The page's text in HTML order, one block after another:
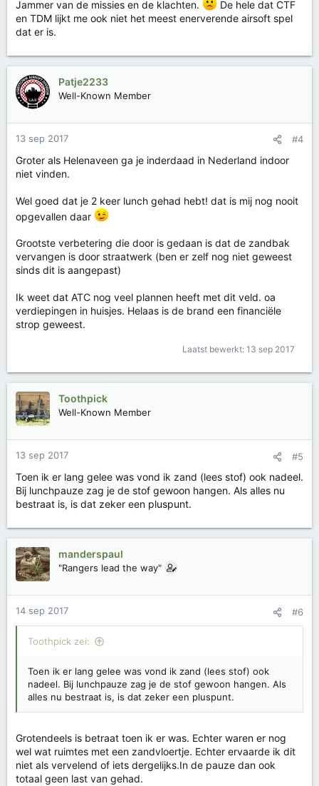
Jammer van de missies en de klachten.
De hele dat CTF
en TDM lijkt me ook niet het meest enerverende airsoft spel
dat er is.
Patje2233
Well-Known Member
13 sep 2017 #4
Groter als Helenaveen ga je inderdaad in Nederland indoor
niet vinden.
Wel goed dat je 2 keer lunch gehad hebt! dat is mij nog nooit
opgevallen daar
Grootste verbetering die door is gedaan is dat de zandbak
vervangen is door straatwerk (ben er zelf nog niet geweest
sinds dit is aangepast)
Ik weet dat ATC nog veel plannen heeft met dit veld. oa
verdiepingen in huisjes. Helaas is de brand een financiële
strop geweest.
Laatst bewerkt: 13 sep 2017
Toothpick
Well-Known Member
13 sep 2017 #5
Toen ik er lang gelee was vond ik zand (lees stof) ook nadeel.
Bij lunchpauze zag je de stof gewoon hangen. Als alles nu
bestraat is, is dat zeker een pluspunt.
manderspaul
"Rangers lead the way"
14 sep 2017 #6
Toothpick zei:
Toen ik er lang gelee was vond ik zand (lees stof) ook
nadeel. Bij lunchpauze zag je de stof gewoon hangen. Als
alles nu bestraat is, is dat zeker een pluspunt.
Grotendeels is betraat toen ik er was. Echter waren er nog
wel wat ruimtes met een zandvloertje. Echter ervaarde ik dit
niet als vervelend of iets dergelijks.In de pauze dan ook
totaal geen last van gehad.